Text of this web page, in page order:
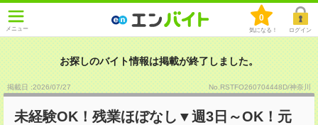
メニュー
0
気になる！ ログイン
お探しのバイト情報は掲載が終了しました。
掲載日 :2026/07/27 No.RSTFO260704448D/神奈川
未経験OK！残業ほぼなし▼週3日～OK！元